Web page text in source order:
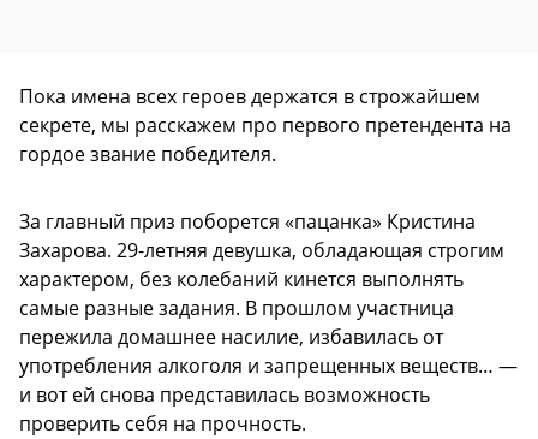
Пока имена всех героев держатся в строжайшем
секрете, мы расскажем про первого претендента на
гордое звание победителя.
За главный приз поборется «пацанка» Кристина
Захарова. 29-летняя девушка, обладающая строгим
характером, без колебаний кинется выполнять
самые разные задания. В прошлом участница
пережила домашнее насилие, избавилась от
употребления алкоголя и запрещенных веществ… —
и вот ей снова представилась возможность
проверить себя на прочность.